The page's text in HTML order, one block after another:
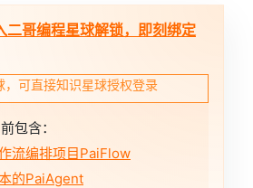
二哥编程星球解锁，即刻绑定
，可直接知识星球授权登录
包含：
流编排项目PaiFlow
的PaiAgent